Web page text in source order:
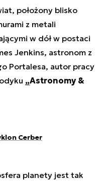
położony blisko
z metali
w dół w postaci
Jenkins, astronom z
Portalesa, autor pracy
„Astronomy &
Cerber
planety jest tak